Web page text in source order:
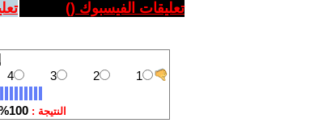
تعليقات الفيسبوك ()